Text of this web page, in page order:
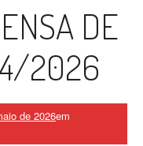
DE
2026
de 2026em